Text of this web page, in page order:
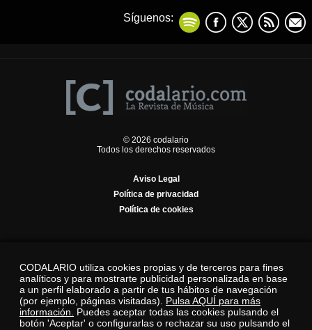
Síguenos:
© 2026 codalario
Todos los derechos reservados
Aviso Legal
Política de privacidad
Política de cookies
CODALARIO utiliza cookies propias y de terceros para fines
analíticos y para mostrarte publicidad personalizada en base
a un perfil elaborado a partir de tus hábitos de navegación
(por ejemplo, páginas visitadas). Pulsa AQUÍ para más
información.
Puedes aceptar todas las cookies pulsando el
botón 'Aceptar' o configurarlas o rechazar su uso pulsando el